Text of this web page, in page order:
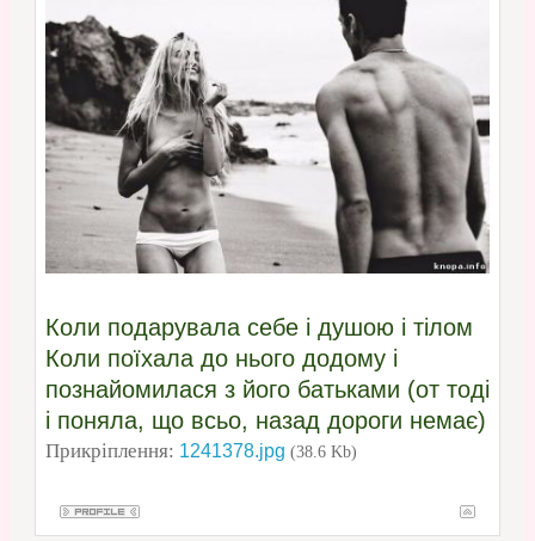
Коли подарувала себе і душою і тілом
Коли поїхала до нього додому і
познайомилася з його батьками (от тоді
і поняла, що всьо, назад дороги немає)
Прикріплення: 1241378.jpg (38.6 Kb)